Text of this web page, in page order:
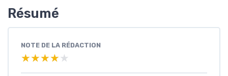
Résumé
NOTE DE LA RÉDACTION
★★★★★
★★★★★